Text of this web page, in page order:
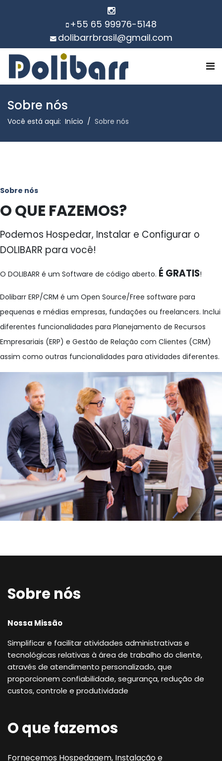
+55 65 99976-5148
dolibarrbrasil@gmail.com
Sobre nós
Você está aqui: Início Sobre nós
Sobre nós
O QUE FAZEMOS?
Podemos Hospedar, Instalar e Configurar o
DOLIBARR para você!
O DOLIBARR é um Software de código aberto. É GRATIS!
Dolibarr ERP/CRM é um Open Source/Free software para
pequenas e médias empresas, fundações ou freelancers. Inclui
diferentes funcionalidades para Planejamento de Recursos
Empresariais (ERP) e Gestão de Relação com Clientes (CRM)
assim como outras funcionalidades para atividades diferentes.
Sobre nós
Nossa Missão
Simplificar e facilitar atividades administrativas e
tecnológicas relativas à área de trabalho do cliente,
através de atendimento personalizado, que
proporcionem confiabilidade, segurança, redução de
custos, controle e produtividade
O que fazemos
Fornecemos Hospedagem, Instalação e